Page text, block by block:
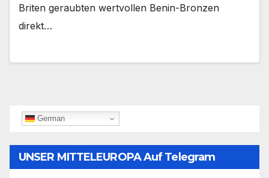
Briten geraubten wertvollen Benin-Bronzen
direkt…
German
UNSER MITTELEUROPA Auf Telegram